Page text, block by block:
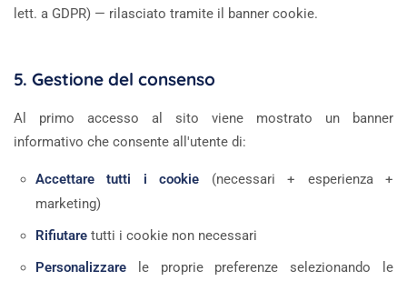
lett. a GDPR) — rilasciato tramite il banner cookie.
5. Gestione del consenso
Al primo accesso al sito viene mostrato un banner
informativo che consente all'utente di:
Accettare tutti i cookie (necessari + esperienza +
marketing)
Rifiutare tutti i cookie non necessari
Personalizzare le proprie preferenze selezionando le